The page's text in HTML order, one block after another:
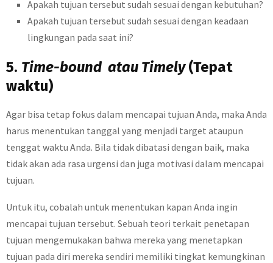
Apakah tujuan tersebut sudah sesuai dengan kebutuhan?
Apakah tujuan tersebut sudah sesuai dengan keadaan
lingkungan pada saat ini?
5. Time-bound atau Timely(Tepat
waktu)
Agar bisa tetap fokus dalam mencapai tujuan Anda, maka Anda
harus menentukan tanggal yang menjadi target ataupun
tenggat waktu Anda. Bila tidak dibatasi dengan baik, maka
tidak akan ada rasa urgensi dan juga motivasi dalam mencapai
tujuan.
Untuk itu, cobalah untuk menentukan kapan Anda ingin
mencapai tujuan tersebut. Sebuah teori terkait penetapan
tujuan mengemukakan bahwa mereka yang menetapkan
tujuan pada diri mereka sendiri memiliki tingkat kemungkinan